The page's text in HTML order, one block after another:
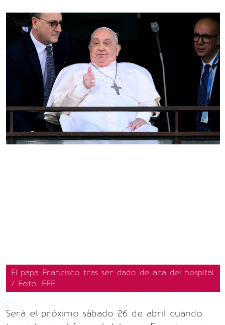
El papa Francisco tras ser dado de alta del hospital
/ Foto: EFE
Será el próximo sábado 26 de abril cuando